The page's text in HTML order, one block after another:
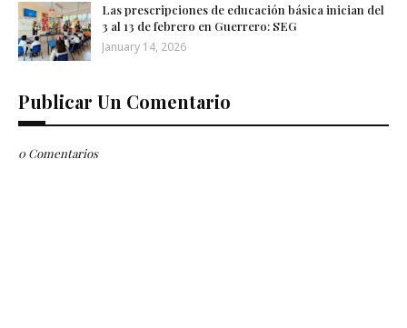
Las prescripciones de educación básica inician del
3 al 13 de febrero en Guerrero: SEG
January 14, 2026
Publicar Un Comentario
0 Comentarios